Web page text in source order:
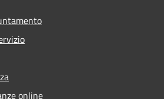
online